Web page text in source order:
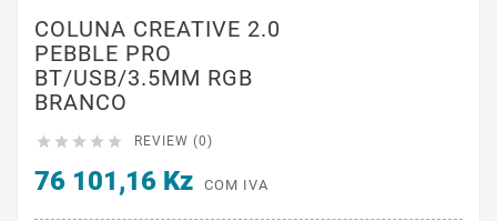
COLUNA CREATIVE 2.0
PEBBLE PRO
BT/USB/3.5MM RGB
BRANCO
     REVIEW (0)
76 101,16 Kz COM IVA